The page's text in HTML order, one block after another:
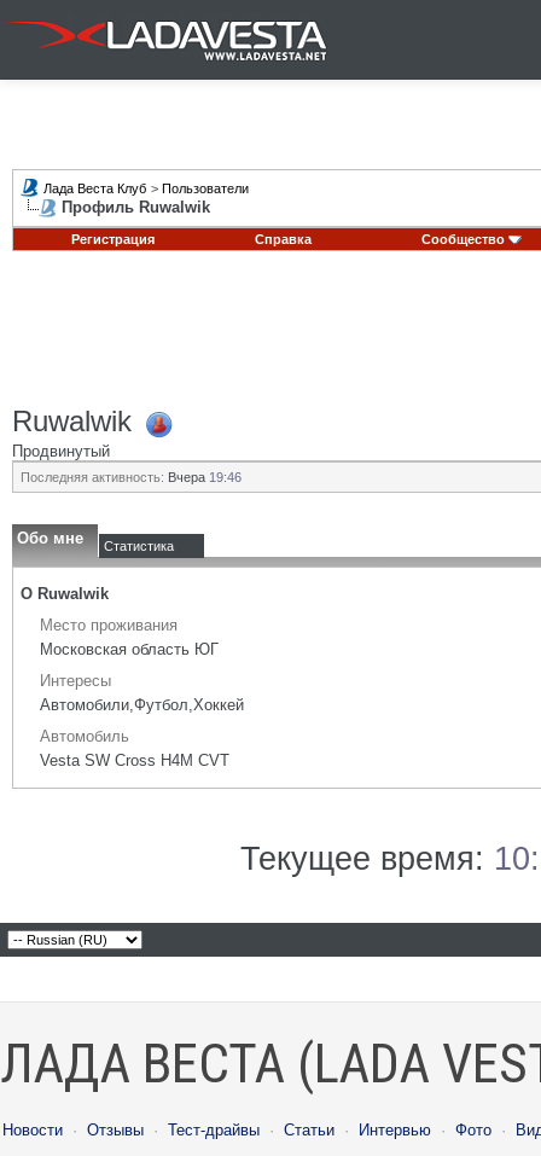
Лада Веста Клуб > Пользователи
Профиль Ruwalwik
Регистрация Справка Сообщество
Ruwalwik
Продвинутый
Последняя активность: Вчера 19:46
Обо мне Статистика
О Ruwalwik
Место проживания
Московская область ЮГ
Интересы
Автомобили,Футбол,Хоккей
Автомобиль
Vesta SW Cross H4M CVT
Текущее время:
ЛАДА ВЕСТА (LADA
Новости · Отзывы · Тест-драйвы · Статьи · Интервью · Фото ·